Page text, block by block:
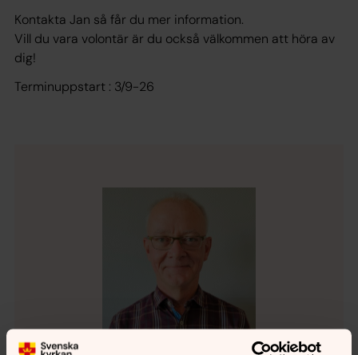
Kontakta Jan så får du mer information.
Vill du vara volontär är du också välkommen att höra av
dig!
Terminuppstart : 3/9-26